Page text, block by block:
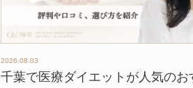
2026.08.03
千葉で医療ダイエットが人気のお